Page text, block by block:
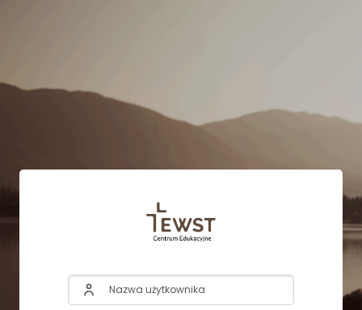
Nazwa użytkownika